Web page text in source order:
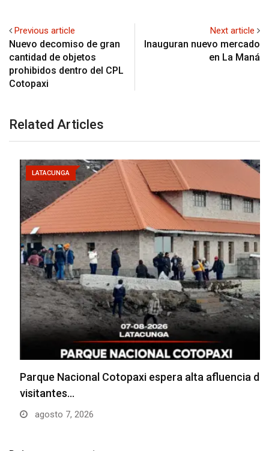
Previous article
Nuevo decomiso de gran
cantidad de objetos
prohibidos dentro del CPL
Cotopaxi
Next article
Inauguran nuevo mercado
en La Maná
Related Articles
LATACUNGA
Parque Nacional Cotopaxi espera alta afluencia de
visitantes…
agosto 7, 2026